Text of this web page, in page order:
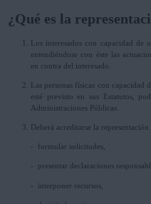
¿Qué es la
Los interesados con capacidad de
entendiéndose con éste las
en contra del interesado.
Las personas físicas con capacidad
esté previsto en sus Estatutos,
Administraciones Públicas.
Deberá acreditarse la representación
- formular solicitudes,
- presentar declaraciones
- interponer recursos,